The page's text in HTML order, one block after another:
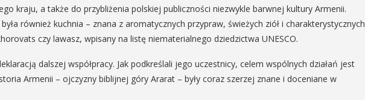
kraju, a także do przybliżenia polskiej publiczności niezwykle barwnej kultury Armenii.
również kuchnia – znana z aromatycznych przypraw, świeżych ziół i charakterystycznych
czy lawasz, wpisany na listę niematerialnego dziedzictwa UNESCO.
dalszej współpracy. Jak podkreślali jego uczestnicy, celem wspólnych działań jest
Armenii – ojczyzny biblijnej góry Ararat – były coraz szerzej znane i doceniane w